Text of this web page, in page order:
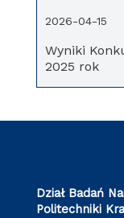
Wyniki
2025 rok
2026-04-15
Dział Badań
Politechniki